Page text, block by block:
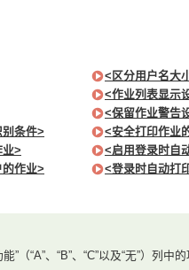
条件>
>
作业>
<区分用户名大
<作业列表显示
<保留作业警告
<安全打印作业
<启用登录时自
<登录时自动打
”（“A”、“B”、“C”以及“无”）列中